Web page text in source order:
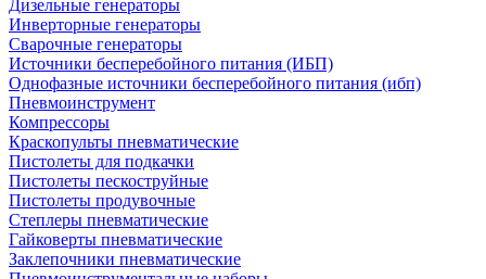
Дизельные генераторы
Инверторные генераторы
Сварочные генераторы
Источники бесперебойного питания (ИБП)
Однофазные источники бесперебойного питания (ибп)
Пневмоинструмент
Компрессоры
Краскопульты пневматические
Пистолеты для подкачки
Пистолеты пескоструйные
Пистолеты продувочные
Степлеры пневматические
Гайковерты пневматические
Заклепочники пневматические